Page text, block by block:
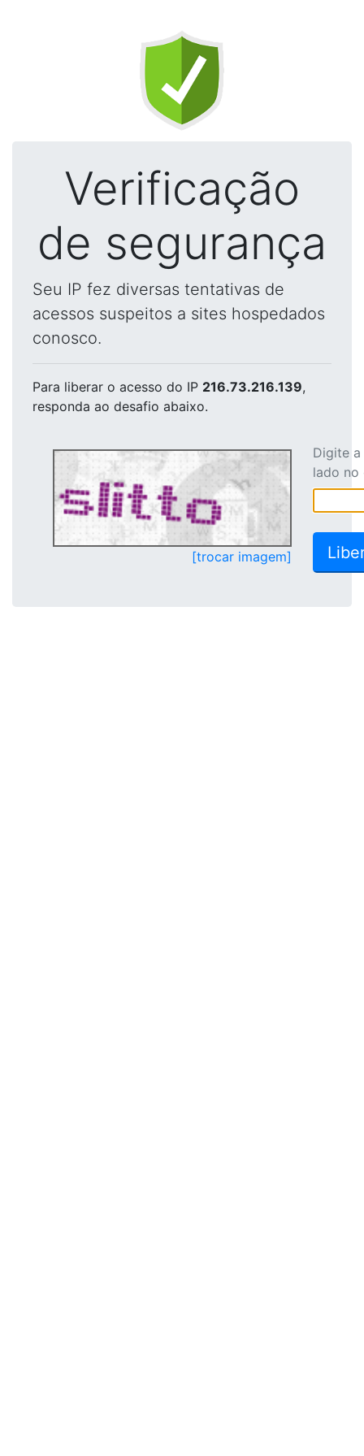
Verificação
de segurança
Seu IP fez diversas tentativas de
acessos suspeitos a sites hospedados
conosco.
Para liberar o acesso do IP 216.73.216.139,
responda ao desafio abaixo.
[trocar imagem]
Digite
lado no